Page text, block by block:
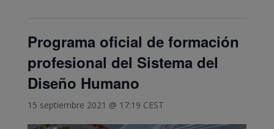
Programa oficial de formación
profesional del Sistema del
Diseño Humano
15 septiembre 2021 @ 17:19 CEST